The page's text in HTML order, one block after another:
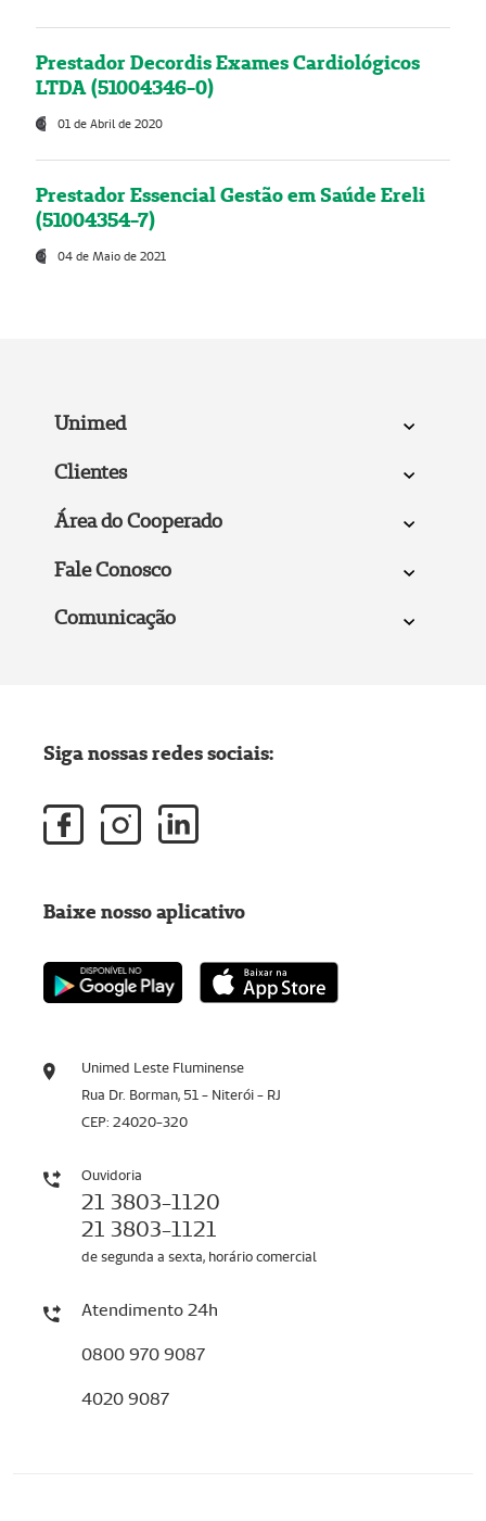
Prestador Decordis Exames Cardiológicos
LTDA (51004346-0)
01 de Abril de 2020
Prestador Essencial Gestão em Saúde Ereli
(51004354-7)
04 de Maio de 2021
Unimed
Clientes
Área do Cooperado
Fale Conosco
Comunicação
Unimed Leste Fluminense
Rua Dr. Borman, 51 - Niterói - RJ
CEP: 24020-320
Ouvidoria
21 3803-1120
21 3803-1121
de segunda a sexta, horário comercial
Atendimento 24h
0800 970 9087
4020 9087
Siga nossas redes sociais:
Baixe nosso aplicativo